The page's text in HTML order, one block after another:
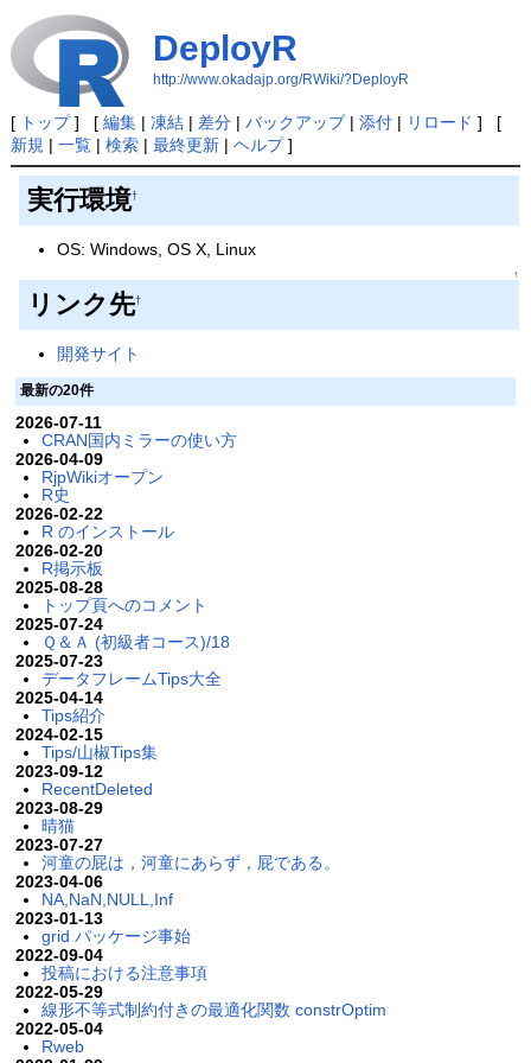
DeployR
http://www.okadajp.org/RWiki/?DeployR
[ トップ] [ 編集| 凍結| 差分| バックアップ| 添付| リロード ] [
新規 | 一覧| 検索| 最終更新| ヘルプ]
実行環境†
OS: Windows, OS X, Linux
↑
リンク先†
開発サイト
最新の20件
2026-07-11
CRAN国内ミラーの使い方
2026-04-09
RjpWikiオープン
R史
2026-02-22
R のインストール
2026-02-20
R掲示板
2025-08-28
トップ頁へのコメント
2025-07-24
Ｑ＆Ａ (初級者コース)/18
2025-07-23
データフレームTips大全
2025-04-14
Tips紹介
2024-02-15
Tips/山椒Tips集
2023-09-12
RecentDeleted
2023-08-29
晴猫
2023-07-27
河童の屁は，河童にあらず，屁である。
2023-04-06
NA,NaN,NULL,Inf
2023-01-13
grid パッケージ事始
2022-09-04
投稿における注意事項
2022-05-29
線形不等式制約付きの最適化関数 constrOptim
2022-05-04
Rweb